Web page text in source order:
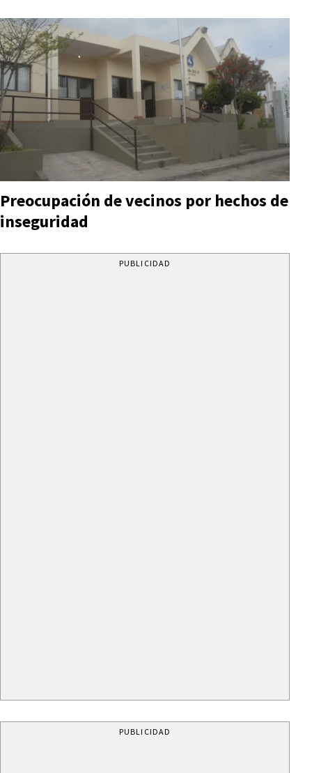
Preocupación de vecinos por hechos de
inseguridad
PUBLICIDAD
PUBLICIDAD